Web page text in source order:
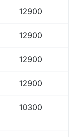
12900
12900
12900
12900
10300